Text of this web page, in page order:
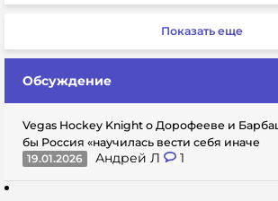
Показать еще
Обсуждение
Vegas Hockey Knight о Дорофееве и
бы Россия «научилась вести себя иначе
19.01.2026
Андрей Л 1